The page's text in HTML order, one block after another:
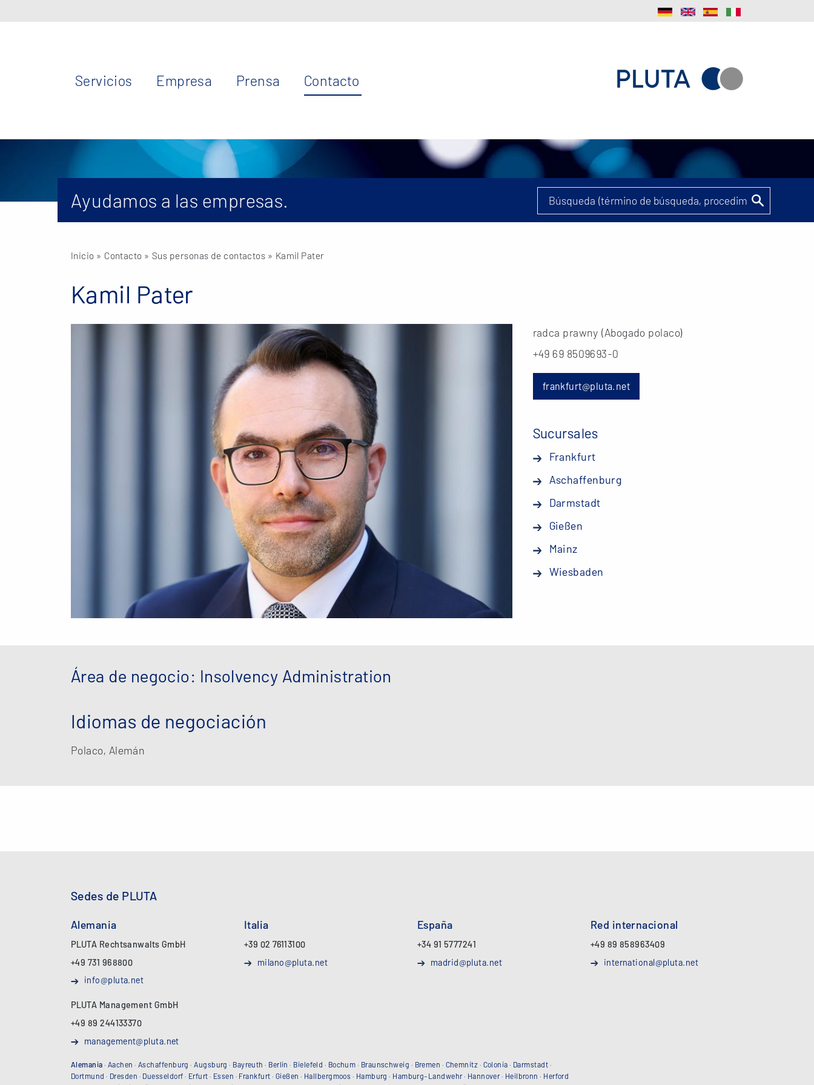
Servicios Empresa Prensa Contacto
Ayudamos a las empresas.
Inicio » Contacto »Sus personas de contactos » Kamil Pater
Kamil Pater
radca prawny (Abogado polaco)
+49 69 8509693-0
frankfurt@pluta.net
Sucursales
Frankfurt
Aschaffenburg
Darmstadt
Gießen
Mainz
Wiesbaden
Área de negocio: Insolvency Administration
Idiomas de negociación
Polaco, Alemán
Sedes de PLUTA
Alemania
PLUTA Rechtsanwalts GmbH
+49 731 968800
info@pluta.net
PLUTA Management GmbH
+49 89 244133370
management@pluta.net
Italia
+39 02 76113100
milano@pluta.net
España
+34 91 5777241
madrid@pluta.net
Red internacional
+49 89 858963409
international@pluta.net
Alemania · Aachen ·Aschaffenburg ·Augsburg · Bayreuth · Berlin · Bielefeld · Bochum · Braunschweig · Bremen · Chemnitz · Colonia · Darmstadt ·
Dortmund · Dresden · Duesseldorf · Erfurt · Essen · Frankfurt · Gießen · Hallbergmoos · Hamburg · Hamburg-Landwehr· Hannover· Heilbronn · Herford